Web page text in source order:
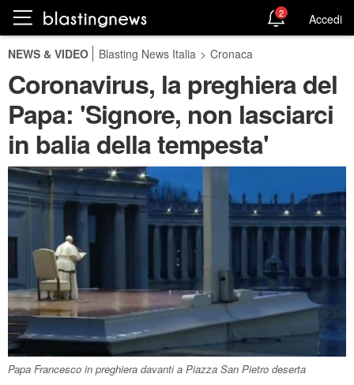
2 Accedi
NEWS & VIDEO Blasting News Italia > Cronaca
Coronavirus, la preghiera del
Papa: 'Signore, non lasciarci
in balia della tempesta'
Papa Francesco in preghiera davanti a Piazza San Pietro deserta